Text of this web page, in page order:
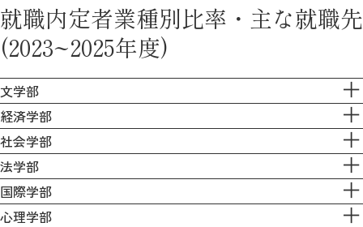
ボランティア
生涯学習・社会連携
就職内定者業種別比率・主な就職先
(2023~2025年度)
文学部
経済学部
社会学部
法学部
国際学部
心理学部